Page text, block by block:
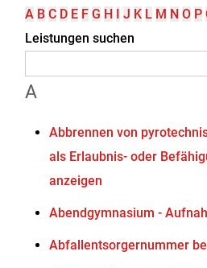
A B C D E F G H I J K L M N O P
Leistungen suchen
A
Abbrennen von
als Erlaubnis- oder
anzeigen
Abendgymnasium -
Abfallentsorgernummer